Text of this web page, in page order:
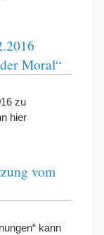
Moral“
zu
hier
vom
kann